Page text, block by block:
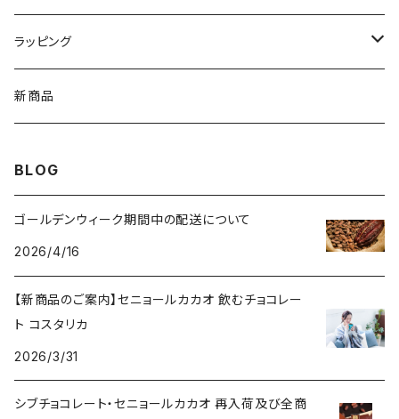
Enraizados エンライサドス
コインチョコレート
チョコレートドリンク
ケーキ
挽き豆
アクセサリー
ネックレス
ブレスレット
チャームブレスレット
カップ
ラッピング
Sibu CHOCOLATE シブチョコレート
新商品
BLOG
ゴールデンウィーク期間中の配送について
2026/4/16
【新商品のご案内】セニョールカカオ 飲むチョコレー
ト コスタリカ
2026/3/31
シブチョコレート・セニョールカカオ 再入荷及び全商